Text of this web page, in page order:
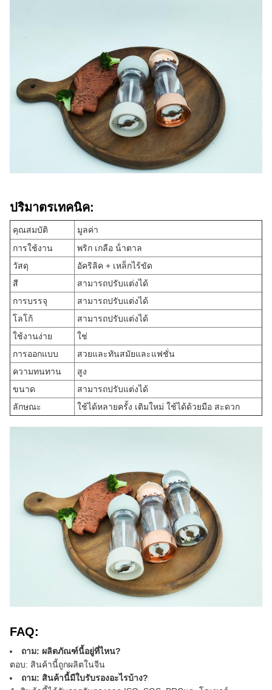
ปริมาตรเทคนิค:
คุณสมบัติ
มูลค่า
การใช้งาน
พริก เกลือ น้ําตาล
วัสดุ
อัคริลิค + เหล็กไร้ขัด
สี
สามารถปรับแต่งได้
การบรรจุ
สามารถปรับแต่งได้
โลโก้
สามารถปรับแต่งได้
ใช้งานง่าย
ใช่
การออกแบบ
สวยและทันสมัยและแฟชั่น
ความทนทาน
สูง
ขนาด
สามารถปรับแต่งได้
ลักษณะ
ใช้ได้หลายครั้ง เติมใหม่ ใช้ได้ด้วยมือ สะดวก
FAQ:
ถาม: ผลิตภัณฑ์นี้อยู่ที่ไหน?
ตอบ: สินค้านี้ถูกผลิตในจีน
ถาม: สินค้านี้มีใบรับรองอะไรบ้าง?